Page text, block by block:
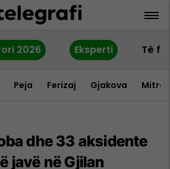
2026 Eksperti Të
Peja Ferizaj Gjakova
dhe 33 aksidente
javë në Gjilan